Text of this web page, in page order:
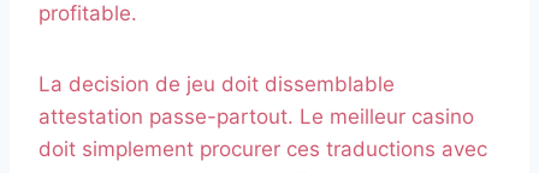
profitable.
La decision de jeu doit dissemblable
attestation passe-partout. Le meilleur casino
doit simplement procurer ces traductions avec